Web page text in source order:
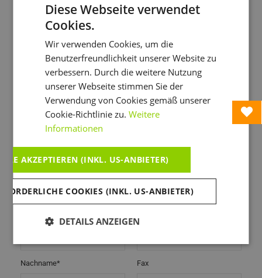
individuelle Angebote geht – wir sind für
Anreise*
Anzahl der Erwachsenen* Anzahl der Kinder
Anrede*
Titel
Vorname*
Nachname*
E-Mail*
Telefon
Fax
Diese Webseite verwendet
Cookies.
Wir verwenden Cookies, um die
Benutzerfreundlichkeit unserer Website zu
verbessern. Durch die weitere Nutzung
unserer Webseite stimmen Sie der
Verwendung von Cookies gemäß unserer
Cookie-Richtlinie zu. Weitere
Informationen
AKZEPTIEREN (INKL. US-ANBIETER)
COOKIES (INKL. US-ANBIETER)
DETAILS ANZEIGEN